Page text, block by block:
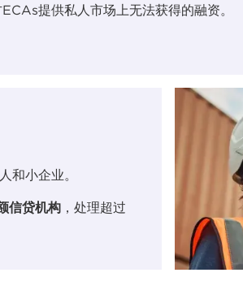
提供私人市场上无法获得的融资。
和小企业。
信贷机构 ，处理超过